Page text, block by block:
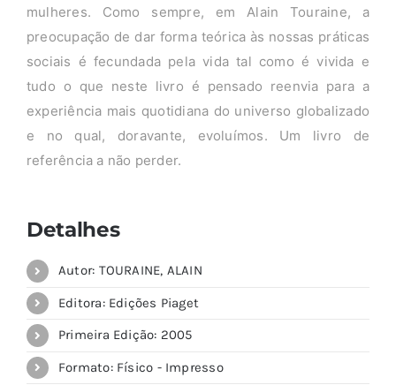
mulheres. Como sempre, em Alain Touraine, a
preocupação de dar forma teórica às nossas práticas
sociais é fecundada pela vida tal como é vivida e
tudo o que neste livro é pensado reenvia para a
experiência mais quotidiana do universo globalizado
e no qual, doravante, evoluímos. Um livro de
referência a não perder.
Detalhes
Autor: TOURAINE, ALAIN
Editora: Edições Piaget
Primeira Edição: 2005
Formato: Físico - Impresso